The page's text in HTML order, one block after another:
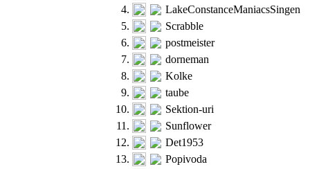
4.
LakeConstanceManiacsSingen
5.
Scrabble
6.
postmeister
7.
dorneman
8.
Kolke
9.
taube
10.
Sektion-uri
11.
Sunflower
12.
Det1953
13.
Popivoda